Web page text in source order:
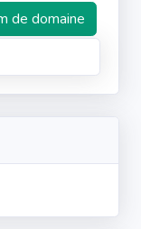
de domaine